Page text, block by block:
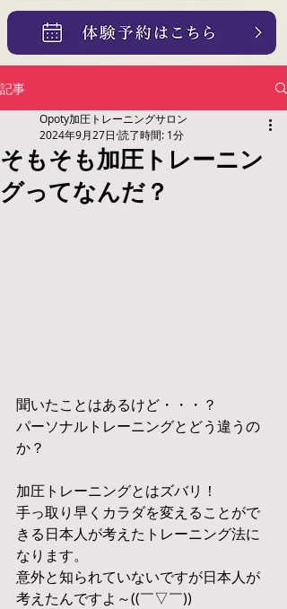
記事
そもそも加圧トレーニン
グってなんだ？
Opoty加圧トレーニングサロン
2024年9月27日 読了時間: 1分
聞いたことはあるけど・・・？
パーソナルトレーニングとどう違うの
か？
加圧トレーニングとはズバリ！
手っ取り早くカラダを変えることがで
きる日本人が考えたトレーニング法に
なります。
意外と知られていないですが日本人が
考えたんですよ～((￣▽￣))